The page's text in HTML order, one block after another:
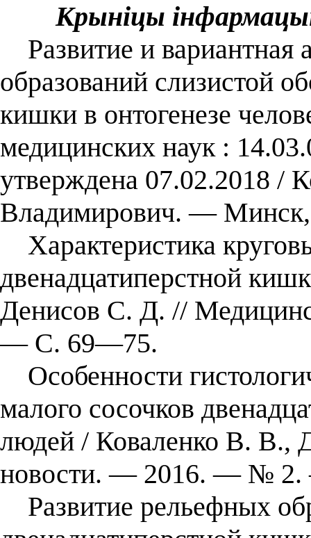
Крыніцы
Развитие и вариантная
образований слизистой
кишки в онтогенезе
медицинских наук :
утверждена 07.02.2018 /
Владимирович. —
Характеристика
двенадцатиперстной
Денисов С. Д. //
— С. 69—75.
Особенности
малого сосочков
людей / Коваленко В. В.,
новости. — 2016. — №
Развитие рельефных